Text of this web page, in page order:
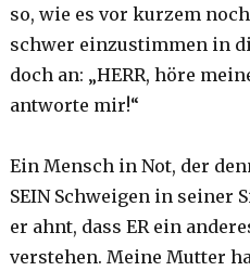
so, wie es vor kurzem
schwer einzustimmen in
doch an: „HERR, höre
antworte mir!“
Ein Mensch in Not, der
SEIN Schweigen in seiner
er ahnt, dass ER ein
verstehen. Meine Mutter